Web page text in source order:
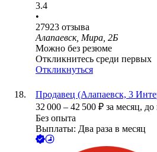
3.4
•
27923 отзыва
Алапаевск, Мира, 2Б
Можно без резюме
Откликнитесь среди первых
Откликнуться
Продавец (Алапаевск, 3
32 000 – 42 500 ₽ за месяц, до
Без опыта
Выплаты: Два раза в месяц